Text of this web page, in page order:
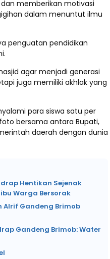
dan memberikan motivasi
dalam menuntut ilmu
penguatan pendidikan
agar menjadi generasi
juga memiliki akhlak yang
para siswa satu per
bersama antara Bupati,
daerah dengan dunia
Hentikan Sejenak
Warga Bersorak
Alrif Gandeng Brimob
Gandeng Brimob: Water